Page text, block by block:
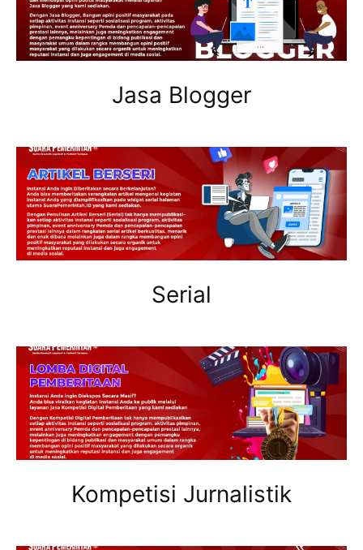
Jasa Blogger
Serial
Kompetisi Jurnalistik